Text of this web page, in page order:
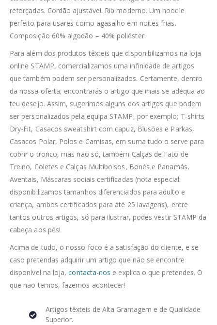
reforçadas. Cordão ajustável. Rib moderno. Um hoodie
perfeito para usares como agasalho em noites frias.
Composição 60% algodão – 40% poliéster.
Para além dos produtos têxteis que disponibilizamos na loja
online STAMP, comercializamos uma infinidade de artigos
que também podem ser personalizados. Certamente, dentro
da nossa oferta, encontrarás o artigo que mais se adequa ao
teu desejo. Assim, sugerimos alguns dos artigos que podem
ser personalizados pela equipa STAMP, por exemplo; T-shirts
Dry-Fit, Casacos sweatshirt com capuz, Blusões e Parkas,
Casacos Polar, Polos e Camisas, em suma tudo o serve para
cobrir o tronco, mas não só, também Calças de Fato de
Treino, Coletes e Calças Multibolsos, Bonés e Panamás,
Aventais, Máscaras sociais certificadas (nota especial:
disponibilizamos tamanhos diferenciados para adulto e
criança, ambos certificados para até 25 lavagens), entre
tantos outros artigos, só para ilustrar, podes vestir STAMP da
cabeça aos pés!
Acima de tudo, o nosso foco é a satisfação do cliente, e se
caso pretendas adquirir um artigo que não se encontre
disponível na loja,contacta-nos e explica o que pretendes. O
que não temos, fazemos acontecer!
Artigos têxteis de Alta Gramagem e de Qualidade
Superior.